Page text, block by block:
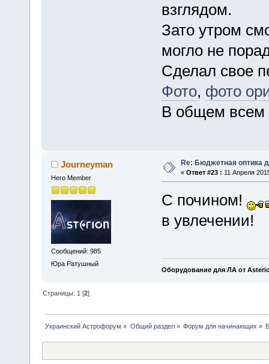
взглядом.
Зато утром
могло не
Сделал свое
Фото, фото
В общем всем
Journeyman
Hero Member
Сообщений: 985
Юра Ратушный
Re: Бюджетная оптика
« Ответ #23 : 11 Апреля
С почином!
в увлечении!
Оборудование для ЛА от
Страницы: 1 [2]
Украинский Астрофорум » Общий раздел» Форум для начинающих »